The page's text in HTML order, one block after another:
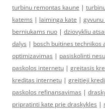
turbinu remontas kaune |
katems | laiminga kate |
berniukams nuo | dziovykliu
dalys | bosch buitines technikos
optimizavimas | pasiskolinti
paskolos internetu | greitasis
kreditas internetu | greitieji
paskolos refinansavimas |
pripratinti kate prie draskykles |